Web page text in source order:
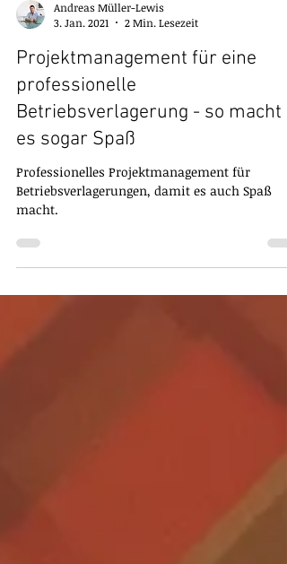
Andreas Müller-Lewis
3. Jan. 2021
2 Min. Lesezeit
Projektmanagement für eine
professionelle
Betriebsverlagerung - so macht
es sogar Spaß
Professionelles Projektmanagement für
macht.